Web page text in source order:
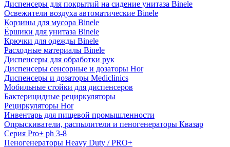
Диспенсеры для покрытий на сидение унитаза Binele
Освежители воздуха автоматические Binele
Корзины для мусора Binele
Ёршики для унитаза Binele
Крючки для одежды Binele
Расходные материалы Binele
Диспенсеры для обработки рук
Диспенсеры сенсорные и дозаторы Hor
Диспенсеры и дозаторы Mediclinics
Мобильные стойки для диспенсеров
Бактерицидные рециркуляторы
Рециркуляторы Hor
Инвентарь для пищевой промышленности
Опрыскиватели, распылители и пеногенераторы Квазар
Серия Pro+ ph 3-8
Пеногенераторы Heavy Duty / PRO+